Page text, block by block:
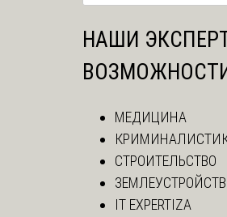
НАШИ
МЕДИЦИНА
СТРОИТЕЛЬСТВО
IT EXPERTIZA